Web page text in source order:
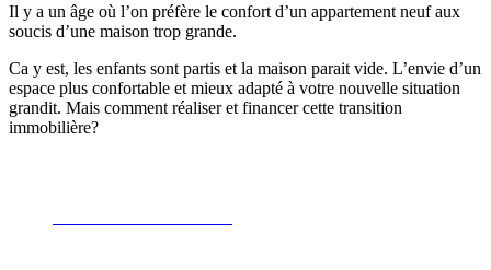
Il y a un âge où l’on préfère le confort d’un appartement neuf aux
soucis d’une maison trop grande.
Ca y est, les enfants sont partis et la maison parait vide. L’envie d’un
espace plus confortable et mieux adapté à votre nouvelle situation
grandit. Mais comment réaliser et financer cette transition
immobilière?